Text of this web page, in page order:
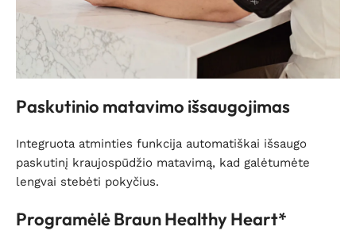
Paskutinio matavimo išsaugojimas
Integruota atminties funkcija automatiškai išsaugo
paskutinį kraujospūdžio matavimą, kad galėtumėte
lengvai stebėti pokyčius.
Programėlė Braun Healthy Heart*